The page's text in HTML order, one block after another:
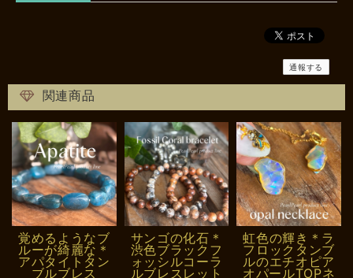
通報する
関連商品
覚めるようなブ
ルーが綺麗な＊
アパタイトタン
ブルブレス
サンゴの化石＊
渋色ブラックフ
ォッシルコーラ
ルブレスレット
虹色の輝き＊ラ
フロックタンブ
ルのエチオピア
オパールTOPネ